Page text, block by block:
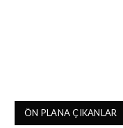
ÖN PLANA ÇIKANLAR